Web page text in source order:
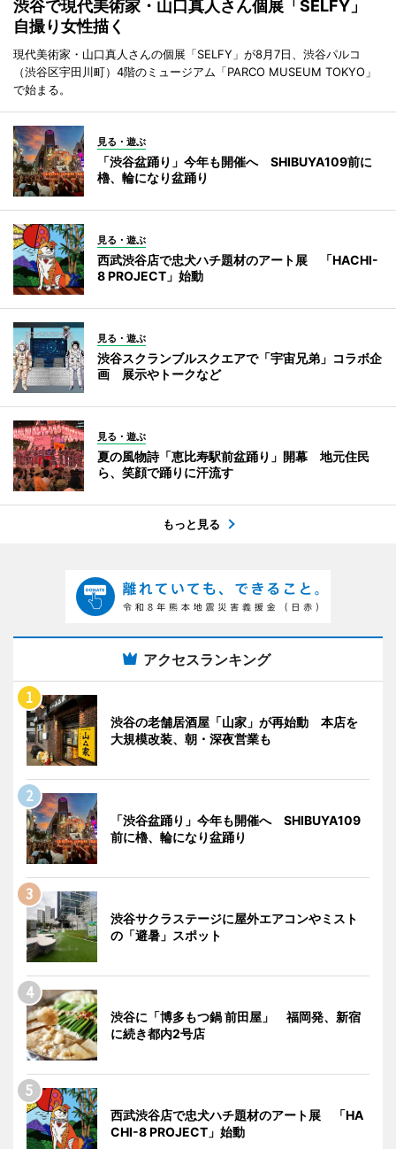
渋谷で現代美術家・山口真人さん個展「SELFY」
自撮り女性描く
現代美術家・山口真人さんの個展「SELFY」が8月7日、渋谷パルコ
（渋谷区宇田川町）4階のミュージアム「PARCO MUSEUM TOKYO」
で始まる。
見る・遊ぶ
「渋谷盆踊り」今年も開催へ SHIBUYA109前に
櫓、輪になり盆踊り
見る・遊ぶ
西武渋谷店で忠犬ハチ題材のアート展 「HACHI-
8 PROJECT」始動
見る・遊ぶ
渋谷スクランブルスクエアで「宇宙兄弟」コラボ企
画 展示やトークなど
見る・遊ぶ
夏の風物詩「恵比寿駅前盆踊り」開幕 地元住民
ら、笑顔で踊りに汗流す
もっと見る
アクセスランキング
渋谷の老舗居酒屋「山家」が再始動 本店を
大規模改装、朝・深夜営業も
「渋谷盆踊り」今年も開催へ SHIBUYA109
前に櫓、輪になり盆踊り
渋谷サクラステージに屋外エアコンやミスト
の「避暑」スポット
渋谷に「博多もつ鍋 前田屋」 福岡発、新宿
に続き都内2号店
西武渋谷店で忠犬ハチ題材のアート展 「HA
CHI-8 PROJECT」始動